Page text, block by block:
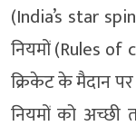
(India’s star
नियमों (Rules
क्रिकेट के मैदान पर
नियमों को